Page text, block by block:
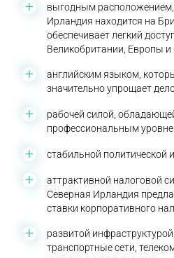
выгодным расположением,
Ирландия находится на
обеспечивает легкий
Великобритании, Европы
английским языком,
значительно упрощает
рабочей силой,
профессиональным
стабильной политической
аттрактивной налоговой
Северная Ирландия
ставки корпоративного
развитой
транспортные сети,